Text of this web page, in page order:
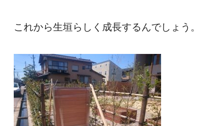
これから生垣らしく成長するんでしょう。